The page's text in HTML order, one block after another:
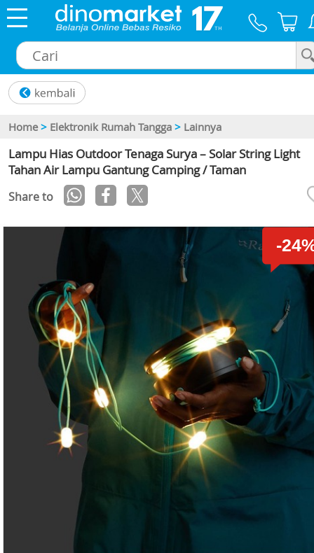
Home > Elektronik Rumah Tangga > Lainnya
Lampu Hias Outdoor Tenaga Surya – Solar String Light
Tahan Air Lampu Gantung Camping / Taman
Share to
-